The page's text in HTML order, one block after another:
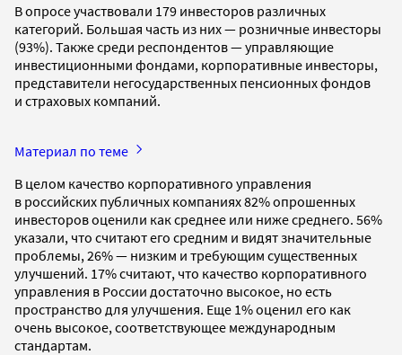
В опросе участвовали 179 инвесторов различных
категорий. Большая часть из них — розничные инвесторы
(93%). Также среди респондентов — управляющие
инвестиционными фондами, корпоративные инвесторы,
представители негосударственных пенсионных фондов
и страховых компаний.
Материал по теме
В целом качество корпоративного управления
в российских публичных компаниях 82% опрошенных
инвесторов оценили как среднее или ниже среднего. 56%
указали, что считают его средним и видят значительные
проблемы, 26% — низким и требующим существенных
улучшений. 17% считают, что качество корпоративного
управления в России достаточно высокое, но есть
пространство для улучшения. Еще 1% оценил его как
очень высокое, соответствующее международным
стандартам.